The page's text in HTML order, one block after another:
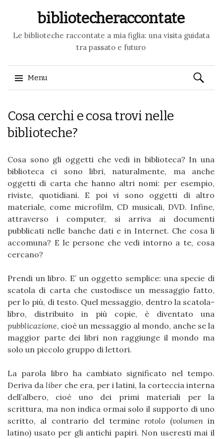
bibliotecheraccontate
Le biblioteche raccontate a mia figlia: una visita guidata
tra passato e futuro
Menu
Ricerca
per:
Cosa cerchi e cosa trovi nelle
biblioteche?
Cosa sono gli oggetti che vedi in biblioteca? In una
biblioteca ci sono libri, naturalmente, ma anche
oggetti di carta che hanno altri nomi: per esempio,
riviste, quotidiani. E poi vi sono oggetti di altro
materiale, come microfilm, CD musicali, DVD. Infine,
attraverso i computer, si arriva ai documenti
pubblicati nelle banche dati e in Internet. Che cosa li
accomuna? E le persone che vedi intorno a te, cosa
cercano?
Prendi un libro. E’ un oggetto semplice: una specie di
scatola di carta che custodisce un messaggio fatto,
per lo più, di testo. Quel messaggio, dentro la scatola-
libro, distribuito in più copie, è diventato una
pubblicazione, cioè un messaggio al mondo, anche se la
maggior parte dei libri non raggiunge il mondo ma
solo un piccolo gruppo di lettori.
La parola libro ha cambiato significato nel tempo.
Deriva da liberche era, per i latini, la corteccia interna
dell’albero, cioè uno dei primi materiali per la
scrittura, ma non indica ormai solo il supporto di uno
scritto, al contrario del terminerotolo (volumenin
latino) usato per gli antichi papiri. Non useresti mai il